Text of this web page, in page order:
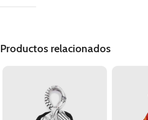
Productos relacionados